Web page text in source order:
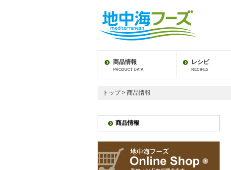
商品情報
PRODUCT DATA
レシピ
RECIPES
トップ> 商品情報
商品情報